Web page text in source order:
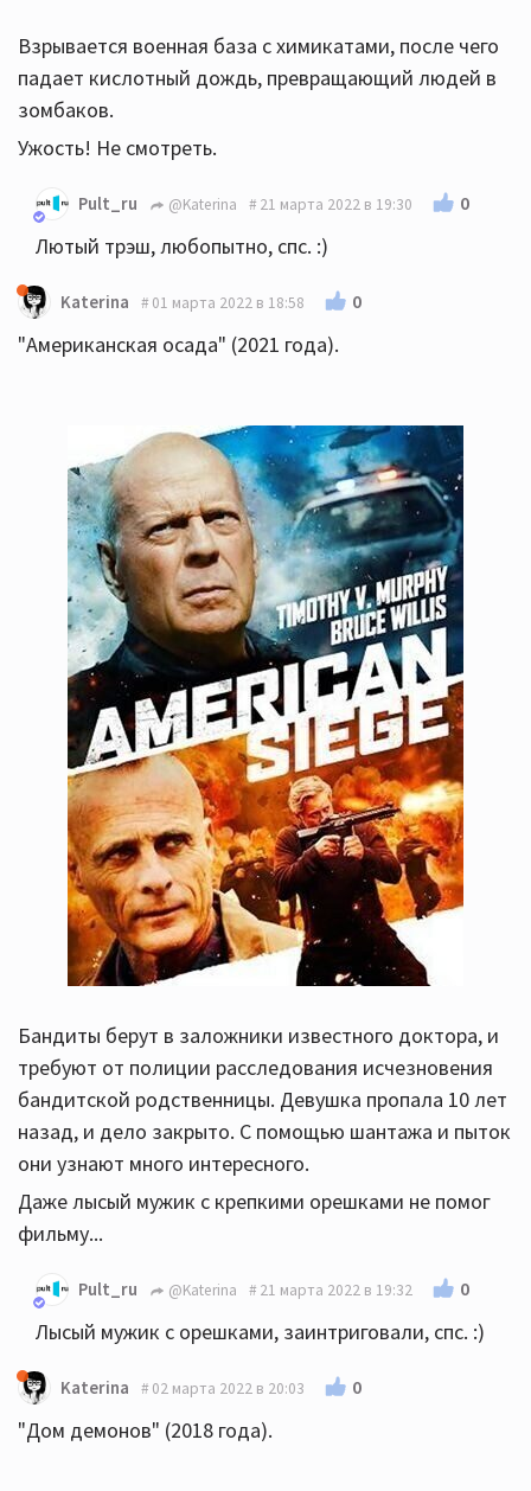
Слишком детский и плоский. Не зашло.
Природничка запуская дрон в лесу обнаружила двух
отшельников. Чуваки дрон сбили. Игрушка дорогая,
надо искать. Искала дрон, а нашла тех самых
дикарей, которые ей поведали, что в лесу живут
грибные человеки.
Взрывается военная база с химикатами, после чего
падает кислотный дождь, превращающий людей в
зомбаков.
Ужость! Не смотреть.
Pult_ru @Katerina 21 марта 2022 в 19:30 0
Лютый трэш, любопытно, спс. :)
Katerina 01 марта 2022 в 18:58 0
"Американская осада" (2021 года).
Бандиты берут в заложники известного доктора, и
требуют от полиции расследования исчезновения
бандитской родственницы. Девушка пропала 10 лет
назад, и дело закрыто. С помощью шантажа и пыток
они узнают много интересного.
Даже лысый мужик с крепкими орешками не помог
фильму...
Pult_ru @Katerina 21 марта 2022 в 19:32 0
Лысый мужик с орешками, заинтриговали, спс. :)
Katerina 02 марта 2022 в 20:03 0
"Дом демонов" (2018 года).